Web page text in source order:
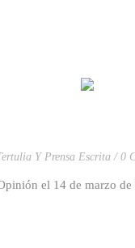
Y Prensa Escrita 0
el 14 de marzo de